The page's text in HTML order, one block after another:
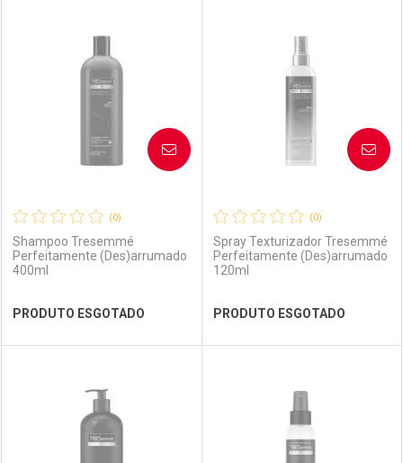
Laboratório
Ver Desconto Convênio
Por Menos Laboratório
Ver Desconto Convênio
Por Menos
(0)
Shampoo Tresemmé
Perfeitamente (Des)arrumado
400ml
PRODUTO ESGOTADO
AVISE-ME
Laboratório
Por Menos
(0)
Spray Texturizador Tresemmé
Perfeitamente (Des)arrumado
120ml
PRODUTO ESGOTADO
AVISE-ME
Laboratório
Por Menos